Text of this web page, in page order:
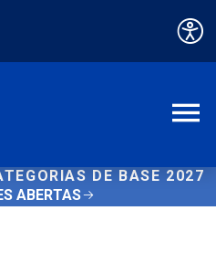
DE BASE 2027
ABERTAS